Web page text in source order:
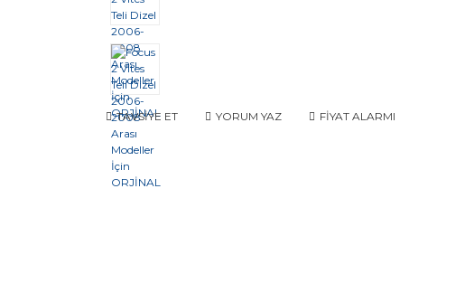
TAVSİYE ET YORUM YAZ FİYAT ALARMI